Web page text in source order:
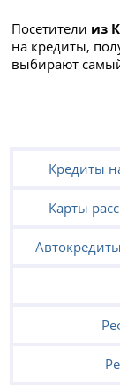
Посетители из
на кредиты,
выбирают
Кредиты
Карты
Автокредиты